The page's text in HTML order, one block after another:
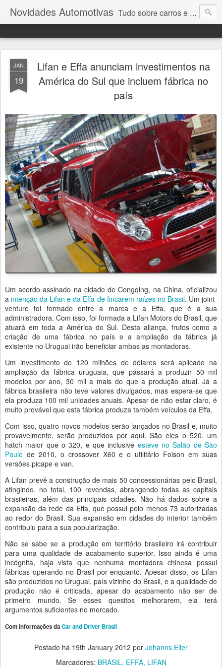
Novidades Automotivas Tudo sobre carros e motores
JAN
19
Lifan e Effa anunciam investimentos na
América do Sul que incluem fábrica no
país
Um acordo assinado na cidade de Congqing, na China, oficializou
aintenção da Lifan e da Effa de fincarem raízes no Brasil. Um joint-
venture foi formado entre a marca e a Effa, que é a sua
administradora. Com isso, foi formada a Lifan Motors do Brasil, que
atuará em toda a América do Sul. Desta aliança, frutos como a
criação de uma fábrica no país e a ampliação da fábrica já
existente no Uruguai irão beneficiar ambas as montadoras.
Um investimento de 120 milhões de dólares será aplicado na
ampliação da fábrica uruguaia, que passará a produzir 50 mil
modelos por ano, 30 mil a mais do que a produção atual. Já a
fábrica brasileira não teve valores divulgados, mas espera-se que
ela produza 100 mil unidades anuais. Apesar de não estar claro, é
muito provável que esta fábrica produza também veículos da Effa.
Com isso, quatro novos modelos serão lançados no Brasil e, muito
provavelmente, serão produzidos por aqui. São eles o 520, um
hatch maior que o 320, e que inclusive esteve no Salão de São
Paulo de 2010, o crossover X60 e o utilitário Foison em suas
versões picape e van.
A Lifan prevê a construção de mais 50 concessionárias pelo Brasil,
atingindo, no total, 100 revendas, abrangendo todas as capitais
brasileiras, além das principais cidades. Não há dados sobre a
expansão da rede da Effa, que possui pelo menos 73 autorizadas
ao redor do Brasil. Sua expansão em cidades do interior também
contribuiu para a sua popularização.
Não se sabe se a produção em território brasileiro irá contribuir
para uma qualidade de acabamento superior. Isso ainda é uma
incógnita, haja vista que nenhuma montadora chinesa possui
fábricas operando no Brasil por enquanto. Apesar disso, os Lifan
são produzidos no Uruguai, país vizinho do Brasil, e a qualidade de
produção não é criticada, apesar do acabamento não ser de
primeiro mundo. Se esses quesitos melhorarem, ela terá
argumentos suficientes no mercado.
Com informações daCar and Driver Brasil
Postado há 19th January 2012 por Johanns Eller
Marcadores: BRASIL EFFA LIFAN